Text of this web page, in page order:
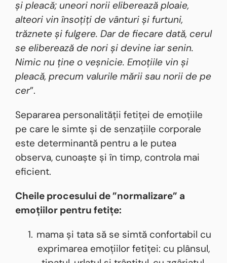
și pleacă; uneori norii eliberează ploaie,
alteori vin însoțiți de vânturi și furtuni,
trăznete și fulgere. Dar de fiecare dată, cerul
se eliberează de nori și devine iar senin.
Nimic nu ține o veșnicie. Emoțiile vin și
pleacă, precum valurile mării sau norii de pe
cer”.
Separarea personalității fetiței de emoțiile
pe care le simte și de senzațiile corporale
este determinantă pentru a le putea
observa, cunoaște și în timp, controla mai
eficient.
Cheile procesului de ”normalizare” a
emoțiilor pentru fetițe:
mama și tata să se simtă confortabil cu
exprimarea emoțiilor fetiței: cu plânsul,